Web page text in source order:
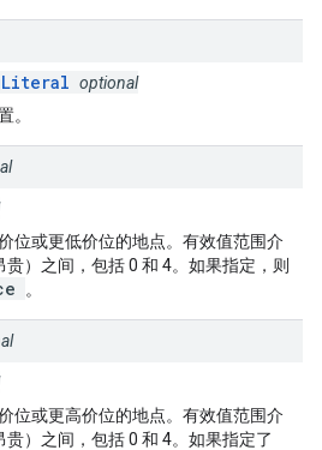
optional
。
位或更低价位的地点。有效值范围介
）之间，包括 0 和 4。如果指定，则
。
位或更高价位的地点。有效值范围介
）之间，包括 0 和 4。如果指定了